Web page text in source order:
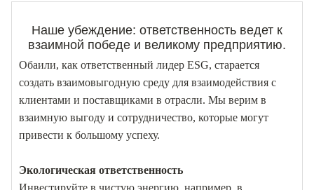
Наше убеждение: ответственность ведет к
взаимной победе и великому предприятию.
Обаили, как ответственный лидер ESG, старается
создать взаимовыгодную среду для взаимодействия с
клиентами и поставщиками в отрасли. Мы верим в
взаимную выгоду и сотрудничество, которые могут
привести к большому успеху.
Экологическая ответственность
Инвестируйте в чистую энергию, например, в